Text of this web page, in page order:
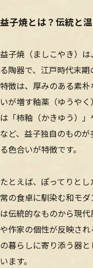
益子焼とは？伝統と
益子焼（ましこやき）
る陶器で、江戸時代末
特徴は、厚みのある素
いが増す釉薬（ゆうや
は「柿釉（かきゆう）」
など、益子独自のもの
る色合いが特徴です。
たとえば、ぽってりと
常の食卓に馴染む和モ
は伝統的なものから現
や作家の個性が反映さ
の暮らしに寄り添う器
います。